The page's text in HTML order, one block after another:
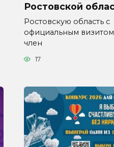
Ростовской
Ростовскую область с
официальным
член
17